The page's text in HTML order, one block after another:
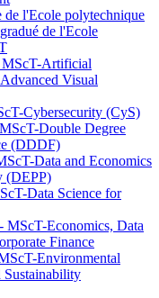
l'Ecole polytechnique
de l'Ecole
Artificial
Visual
Cybersecurity (CyS)
Double Degree
(DDDF)
Data and Economics
(DEPP)
Data Science for
Economics, Data
Finance
Environmental
Sustainability